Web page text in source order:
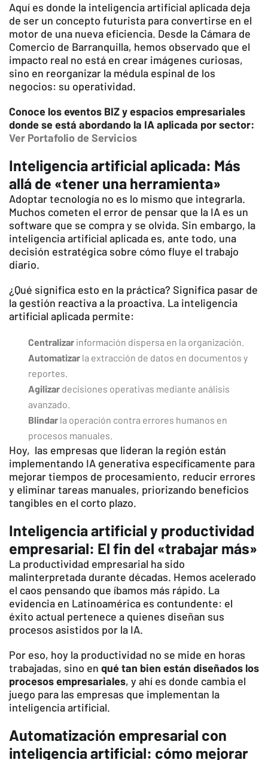
Aquí es donde la inteligencia artificial aplicada deja
de ser un concepto futurista para convertirse en el
motor de una nueva eficiencia. Desde la Cámara de
Comercio de Barranquilla, hemos observado que el
impacto real no está en crear imágenes curiosas,
sino en reorganizar la médula espinal de los
negocios: su operatividad.
Conoce los eventos BIZ y espacios empresariales
donde se está abordando la IA aplicada por sector:
Ver Portafolio de Servicios
Inteligencia artificial aplicada: Más
allá de «tener una herramienta»
Adoptar tecnología no es lo mismo que integrarla.
Muchos cometen el error de pensar que la IA es un
software que se compra y se olvida. Sin embargo, la
inteligencia artificial aplicada es, ante todo, una
decisión estratégica sobre cómo fluye el trabajo
diario.
¿Qué significa esto en la práctica? Significa pasar de
la gestión reactiva a la proactiva. La inteligencia
artificial aplicada permite:
Centralizar información dispersa en la organización.
Automatizar la extracción de datos en documentos y
reportes.
Agilizar decisiones operativas mediante análisis
avanzado.
Blindar la operación contra errores humanos en
procesos manuales.
Hoy, las empresas que lideran la región están
implementando IA generativa específicamente para
mejorar tiempos de procesamiento, reducir errores
y eliminar tareas manuales, priorizando beneficios
tangibles en el corto plazo.
Inteligencia artificial y productividad
empresarial: El fin del «trabajar más»
La productividad empresarial ha sido
malinterpretada durante décadas. Hemos acelerado
el caos pensando que íbamos más rápido. La
evidencia en Latinoamérica es contundente: el
éxito actual pertenece a quienes diseñan sus
procesos asistidos por la IA.
Por eso, hoy la productividad no se mide en horas
trabajadas, sino en qué tan bien están diseñados los
procesos empresariales, y ahí es donde cambia el
juego para las empresas que implementan la
inteligencia artificial.
Automatización empresarial con
inteligencia artificial: cómo mejorar